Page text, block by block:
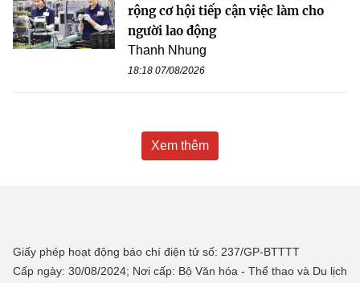
rộng cơ hội tiếp cận việc làm cho
người lao động
Thanh Nhung
18:18 07/08/2026
Xem thêm
Giấy phép hoạt động báo chí điện tử số: 237/GP-BTTTT
Cấp ngày: 30/08/2024; Nơi cấp: Bộ Văn hóa - Thể thao và Du lịch